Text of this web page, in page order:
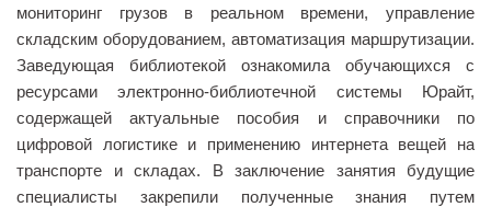
Расписание учебных занятий студентов на 2-ое
полугодие
Коллективные творческие дела
Студенческий совет
Студенческое научное общество
мониторинг грузов в реальном времени, управление
складским оборудованием, автоматизация маршрутизации.
Заведующая библиотекой ознакомила обучающихся с
ресурсами электронно-библиотечной системы Юрайт,
содержащей актуальные пособия и справочники по
цифровой логистике и применению интернета вещей на
транспорте и складах. В заключение занятия будущие
специалисты закрепили полученные знания путем